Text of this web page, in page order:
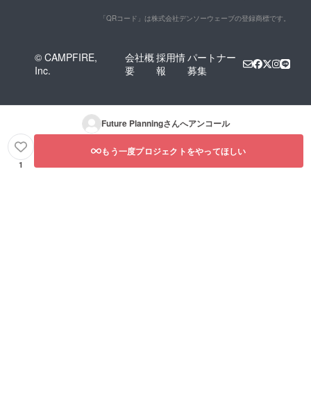
「QRコード」は株式会社デンソーウェーブの登録商標です。
© CAMPFIRE,
Inc.
会社概
要
採用情
報
パートナー
募集
Future Planningさんへアンコール
1
もう一度プロジェクトをやってほしい